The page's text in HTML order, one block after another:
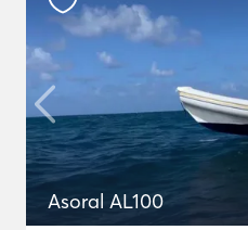
Asoral AL100